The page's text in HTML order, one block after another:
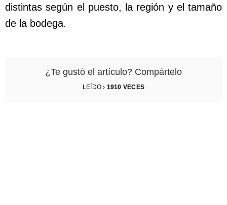
distintas según el puesto, la región y el tamaño
de la bodega.
¿Te gustó el artículo? Compártelo
LEÍDO › 1910 VECES